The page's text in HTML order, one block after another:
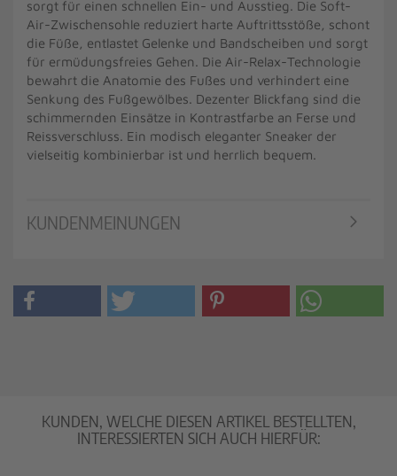
sorgt für einen schnellen Ein- und Ausstieg. Die Soft-
Air-Zwischensohle reduziert harte Auftrittsstöße, schont
die Füße, entlastet Gelenke und Bandscheiben und sorgt
für ermüdungsfreies Gehen. Die Air-Relax-Technologie
bewahrt die Anatomie des Fußes und verhindert eine
Senkung des Fußgewölbes. Dezenter Blickfang sind die
schimmernden Einsätze in Kontrastfarbe an Ferse und
Reissverschluss. Ein modisch eleganter Sneaker der
vielseitig kombinierbar ist und herrlich bequem.
KUNDENMEINUNGEN
KUNDEN, WELCHE DIESEN ARTIKEL BESTELLTEN,
INTERESSIERTEN SICH AUCH HIERFÜR: